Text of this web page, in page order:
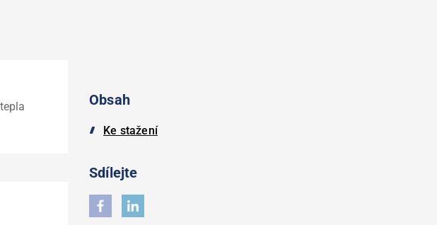
Obsah
Ke stažení
Sdílejte